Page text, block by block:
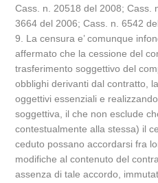
Cass. n. 20518 del 2008; Cass.
3664 del 2006; Cass. n. 6542
9. La censura e’ comunque
affermato che la cessione del
trasferimento soggettivo del
obblighi derivanti dal contratto,
oggettivi essenziali e
soggettiva, il che non esclude
contestualmente alla stessa) il
ceduto possano accordarsi fra
modifiche al contenuto del
assenza di tale accordo,